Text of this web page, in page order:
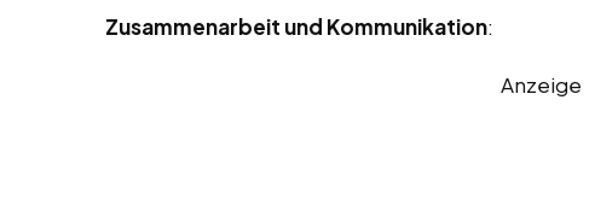
Zusammenarbeit und Kommunikation:
Anzeige